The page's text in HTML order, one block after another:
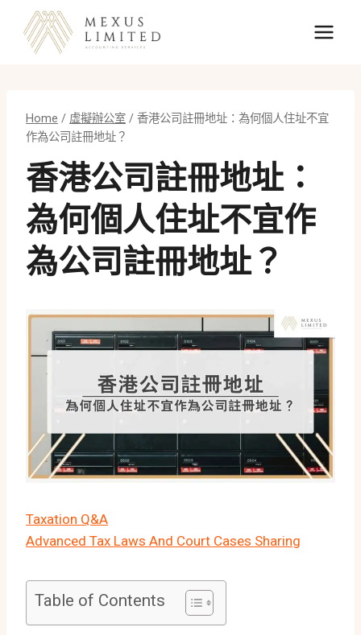
content
Home / 虛擬辦公室 / 香港公司註冊地址：為何個人住址不宜
作為公司註冊地址？
香港公司註冊地址：
為何個人住址不宜作
為公司註冊地址？
Taxation Q&A
Advanced Tax Laws And Court Cases Sharing
Table of Contents